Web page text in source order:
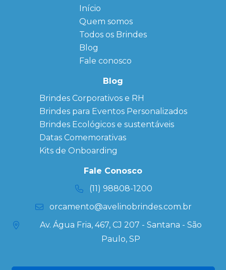
Início
Quem somos
← Back
FAQ
Sitemap
Todos os Brindes
← Back
Agendas
Personalizadas
Personalizado
personalizados
Brindes
Corporativos
Copos Térmicos
Personalizados
Datas Especiais
Ecobag
Personalizada
Kits
Blog
Fale conosco
Blog
Brindes Corporativos e RH
Brindes para Eventos Personalizados
Brindes Ecológicos e sustentáveis
Datas Comemorativas
Kits de Onboarding
Fale Conosco
(11) 98808-1200
orcamento@avelinobrindes.com.br
Av. Água Fria, 467, CJ 207 - Santana - São
Paulo, SP